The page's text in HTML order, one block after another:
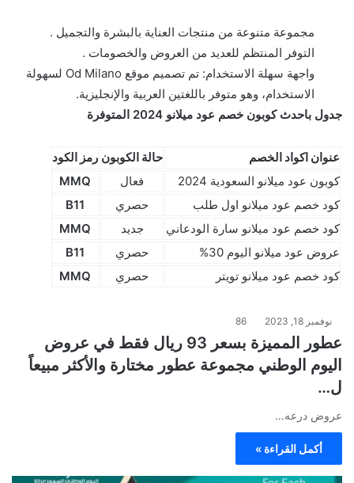
مجموعة متنوعة من منتجات العناية بالبشرة والتجميل .
التوفر المنتظم للعديد من العروض والخصومات .
واجهة سهلة الاستخدام: تم تصميم موقع Od Milano لسهولة
الاستخدام، وهو متوفر باللغتين العربية والإنجليزية.
جدول باحدث كوبون خصم عود ميلانو 2024 المتوفرة
عنوان اكواد الخصم حالة الكوبون رمز الكود
كوبون عود ميلانو السعودية 2024
فعال
MMQ
كود خصم عود ميلانو اول طلب
حصري
B11
كود خصم عود ميلانو سارة الودعاني
جديد
MMQ
عروض عود ميلانو اليوم 30%
حصري
B11
كود خصم عود ميلانو تويتر
حصري MMQ
نوفمبر 18, 2023 86
عطور المميزة بسعر 93 ريال فقط في عروض
اليوم الوطني مجموعة عطور مختارة والأكثر مبيعاً
ل…
عروض درعه…
أكمل القراءة »